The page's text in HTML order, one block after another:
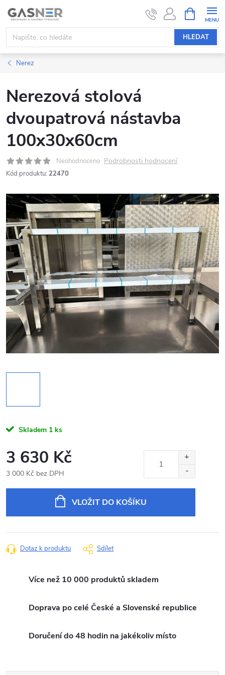
Přejít
obsah
HLEDAT
NÁKUPNÍ
KOŠÍK
Nerez
Nerezová stolová
dvoupatrová nástavba
100x30x60cm
Neohodnoceno Podrobnosti hodnocení
Kód produktu: 22470
Skladem 1 ks
3 630 Kč
3 000 Kč bez DPH
VLOŽIT DO KOŠÍKU
Dotaz k produktu Sdílet
Více než 10 000 produktů skladem
Doprava po celé České a Slovenské republice
Doručení do 48 hodin na jakékoliv místo